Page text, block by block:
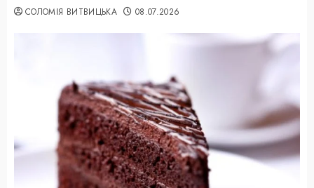
СОЛОМІЯ ВИТВИЦЬКА 08.07.2026